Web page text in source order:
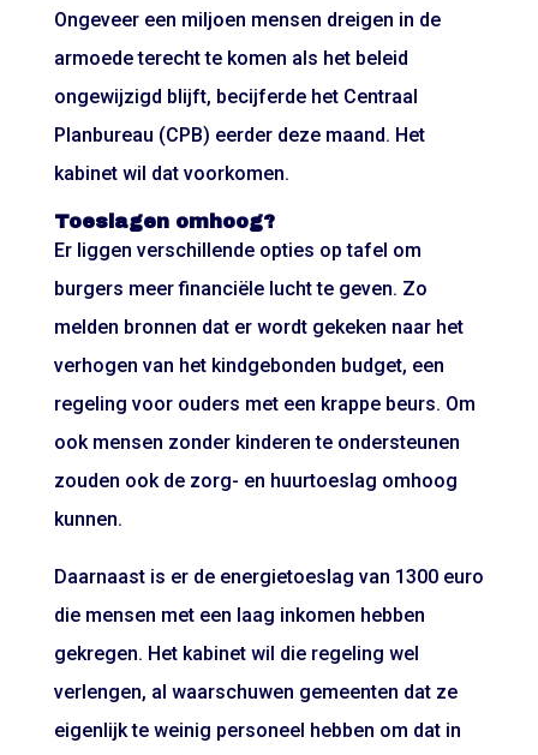
Ongeveer een miljoen mensen dreigen in de
armoede terecht te komen als het beleid
ongewijzigd blijft, becijferde het Centraal
Planbureau (CPB) eerder deze maand. Het
kabinet wil dat voorkomen.
Toeslagen omhoog?
Er liggen verschillende opties op tafel om
burgers meer financiële lucht te geven. Zo
melden bronnen dat er wordt gekeken naar het
verhogen van het kindgebonden budget, een
regeling voor ouders met een krappe beurs. Om
ook mensen zonder kinderen te ondersteunen
zouden ook de zorg- en huurtoeslag omhoog
kunnen.
Daarnaast is er de energietoeslag van 1300 euro
die mensen met een laag inkomen hebben
gekregen. Het kabinet wil die regeling wel
verlengen, al waarschuwen gemeenten dat ze
eigenlijk te weinig personeel hebben om dat in